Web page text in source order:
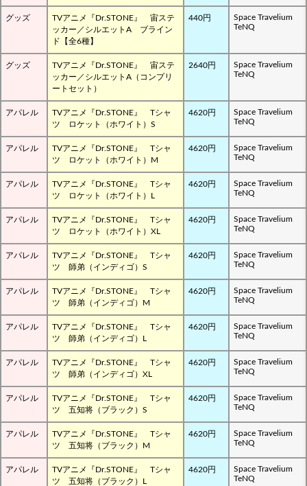
グッズ
TVアニメ『Dr.STONE』 宙ステ
ッカー／シルエットA ブライン
ド【全6種】
440円
Space Travelium
TeNQ
グッズ
TVアニメ『Dr.STONE』 宙ステ
ッカー／シルエットA（コンプリ
ートセット）
2640円
Space Travelium
TeNQ
アパレル
TVアニメ『Dr.STONE』 Tシャ
ツ ロケット（ホワイト）S
4620円
Space Travelium
TeNQ
アパレル
TVアニメ『Dr.STONE』 Tシャ
ツ ロケット（ホワイト）M
4620円
Space Travelium
TeNQ
アパレル
TVアニメ『Dr.STONE』 Tシャ
ツ ロケット（ホワイト）L
4620円
Space Travelium
TeNQ
アパレル
TVアニメ『Dr.STONE』 Tシャ
ツ ロケット（ホワイト）XL
4620円
Space Travelium
TeNQ
アパレル
TVアニメ『Dr.STONE』 Tシャ
ツ 師弟（インディゴ）S
4620円
Space Travelium
TeNQ
アパレル
TVアニメ『Dr.STONE』 Tシャ
ツ 師弟（インディゴ）M
4620円
Space Travelium
TeNQ
アパレル
TVアニメ『Dr.STONE』 Tシャ
ツ 師弟（インディゴ）L
4620円
Space Travelium
TeNQ
アパレル
TVアニメ『Dr.STONE』 Tシャ
ツ 師弟（インディゴ）XL
4620円
Space Travelium
TeNQ
アパレル
TVアニメ『Dr.STONE』 Tシャ
ツ 五知将（ブラック）S
4620円
Space Travelium
TeNQ
アパレル
TVアニメ『Dr.STONE』 Tシャ
ツ 五知将（ブラック）M
4620円
Space Travelium
TeNQ
アパレル
TVアニメ『Dr.STONE』 Tシャ
ツ 五知将（ブラック）L
4620円
Space Travelium
TeNQ